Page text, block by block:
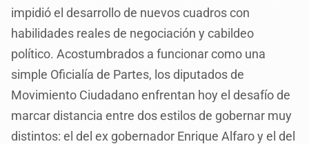
impidió el desarrollo de nuevos cuadros con
habilidades reales de negociación y cabildeo
político. Acostumbrados a funcionar como una
simple Oficialía de Partes, los diputados de
Movimiento Ciudadano enfrentan hoy el desafío de
marcar distancia entre dos estilos de gobernar muy
distintos: el del ex gobernador Enrique Alfaro y el del